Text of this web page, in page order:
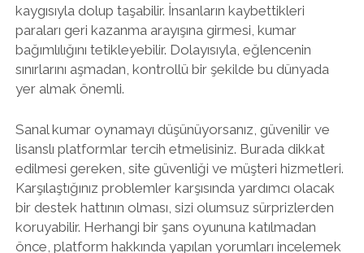
kaygısıyla dolup taşabilir. İnsanların kaybettikleri
paraları geri kazanma arayışına girmesi, kumar
bağımlılığını tetikleyebilir. Dolayısıyla, eğlencenin
sınırlarını aşmadan, kontrollü bir şekilde bu dünyada
yer almak önemli.
Sanal kumar oynamayı düşünüyorsanız, güvenilir ve
lisanslı platformlar tercih etmelisiniz. Burada dikkat
edilmesi gereken, site güvenliği ve müşteri hizmetleri.
Karşılaştığınız problemler karşısında yardımcı olacak
bir destek hattının olması, sizi olumsuz sürprizlerden
koruyabilir. Herhangi bir şans oyununa katılmadan
önce, platform hakkında yapılan yorumları incelemek